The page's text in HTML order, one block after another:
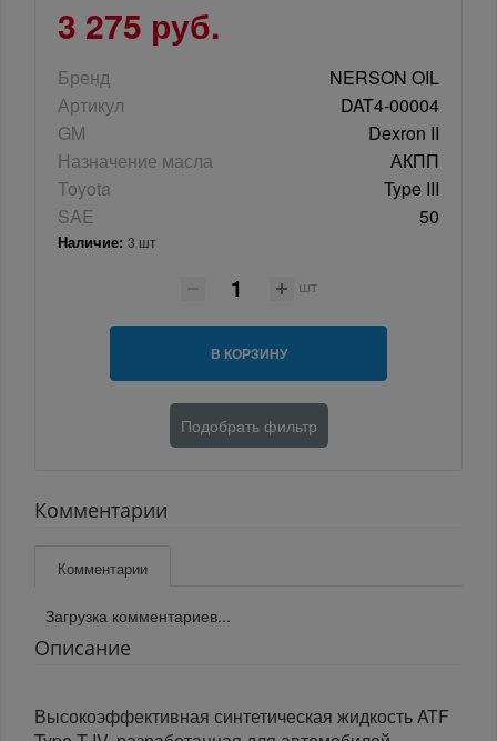
3 275 руб.
Бренд
NERSON OIL
Артикул
DAT4-00004
GM
Dexron II
Назначение масла
АКПП
Toyota
Type III
SAE
50
Наличие: 3 шт
шт
В КОРЗИНУ
Подобрать фильтр
Комментарии
Комментарии
Загрузка комментариев...
Описание
Высокоэффективная синтетическая жидкость ATF